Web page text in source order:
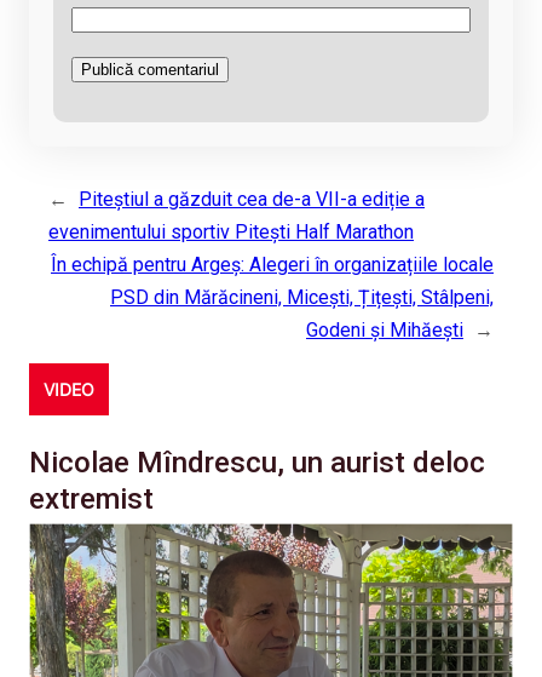
←
Piteștiul a găzduit cea de-a VII-a ediție a
evenimentului sportiv Pitești Half Marathon
În echipă pentru Argeș: Alegeri în organizațiile locale
PSD din Mărăcineni, Micești, Țițești, Stâlpeni,
Godeni și Mihăești
→
VIDEO
Nicolae Mîndrescu, un aurist deloc
extremist